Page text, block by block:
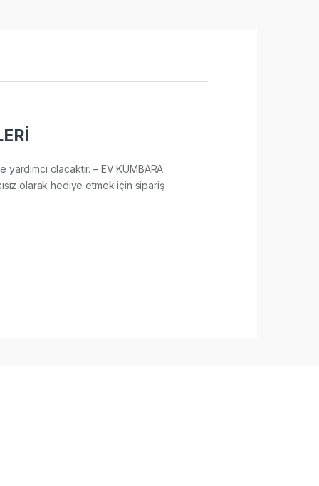
olacaktır. – EV KUMBARA
olarak hediye etmek için sipariş